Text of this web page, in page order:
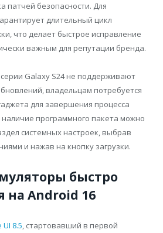
патчей безопасности. Для
длительный цикл
что делает быстрое исправление
важным для репутации бренда.
Galaxy S24 не поддерживают
владельцам потребуется
для завершения процесса
программного пакета можно
системных настроек, выбрав
и нажав на кнопку загрузки.
быстро
на Android 16
8.5 , стартовавший в первой